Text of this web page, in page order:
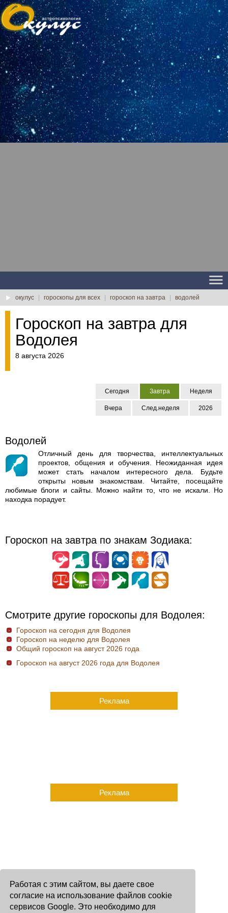
Работая с этим сайтом, вы даете свое
согласие на использование файлов cookie
сервисов Google. Это необходимо для
окулус гороскопы для всех гороскоп на завтра водолей
Гороскоп на завтра для
Водолея
8 августа 2026
Сегодня Завтра Неделя
Вчера След.неделя 2026
Водолей
Отличный день для творчества, интеллектуальных
проектов, общения и обучения. Неожиданная идея
может стать началом интересного дела. Будьте
открыты новым знакомствам. Читайте, посещайте
любимые блоги и сайты. Можно найти то, что не искали. Но
находка порадует.
Гороскоп на завтра по знакам Зодиака:
Смотрите другие гороскопы для Водолея:
Гороскоп на сегодня для Водолея
Гороскоп на неделю для Водолея
Общий гороскоп на август 2026 года
Гороскоп на август 2026 года для Водолея
Реклама
Реклама